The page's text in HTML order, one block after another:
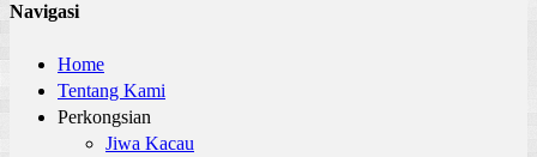
Navigasi
Home
Tentang Kami
Perkongsian
Jiwa Kacau